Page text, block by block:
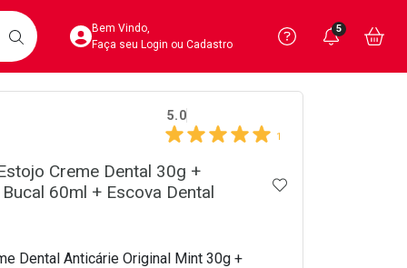
BUSCARAcesse sua Conta
Bem Vindo,
Faça seu Login ou Cadastro
Precisa
Ver Recursos
Você
5
5.0
1
Creme Dental 30g +
60ml + Escova Dental
ADICIONAR AOS
Dental Anticárie Original Mint 30g +